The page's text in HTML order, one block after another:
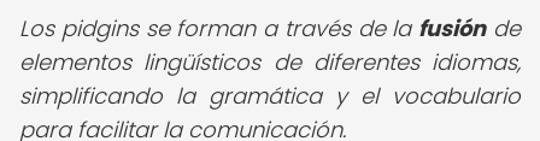
Los pidgins se forman a través de la fusiónde
elementos lingüísticos de diferentes idiomas,
simplificando la gramática y el vocabulario
para facilitar la comunicación.